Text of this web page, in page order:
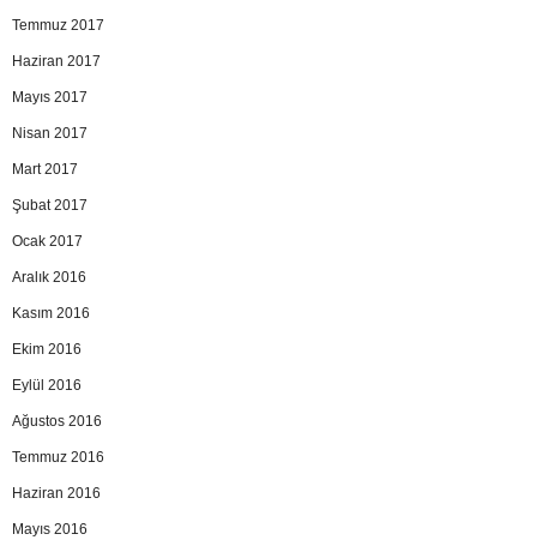
Temmuz 2017
Haziran 2017
Mayıs 2017
Nisan 2017
Mart 2017
Şubat 2017
Ocak 2017
Aralık 2016
Kasım 2016
Ekim 2016
Eylül 2016
Ağustos 2016
Temmuz 2016
Haziran 2016
Mayıs 2016